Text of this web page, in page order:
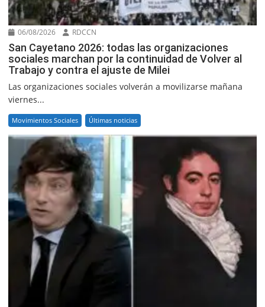
06/08/2026 RDCCN
San Cayetano 2026: todas las organizaciones
sociales marchan por la continuidad de Volver al
Trabajo y contra el ajuste de Milei
Las organizaciones sociales volverán a movilizarse mañana
viernes...
Movimientos Sociales Últimas noticias